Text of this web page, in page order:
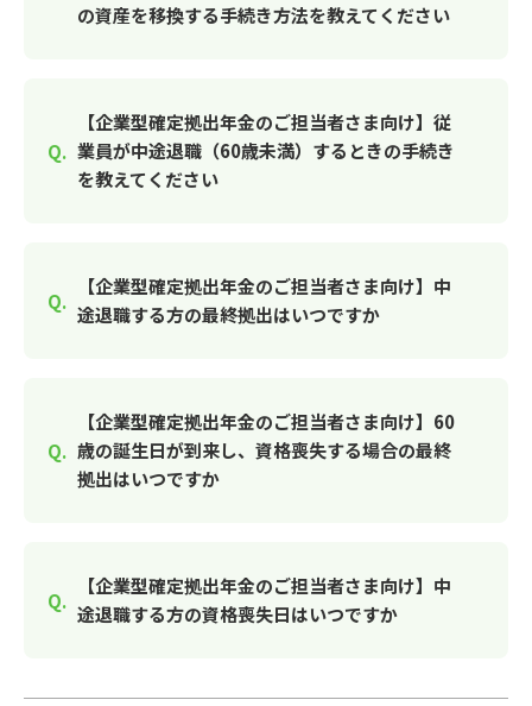
の資産を移換する手続き方法を教えてください
【企業型確定拠出年金のご担当者さま向け】従
業員が中途退職（60歳未満）するときの手続き
を教えてください
【企業型確定拠出年金のご担当者さま向け】中
途退職する方の最終拠出はいつですか
【企業型確定拠出年金のご担当者さま向け】60
歳の誕生日が到来し、資格喪失する場合の最終
拠出はいつですか
【企業型確定拠出年金のご担当者さま向け】中
途退職する方の資格喪失日はいつですか